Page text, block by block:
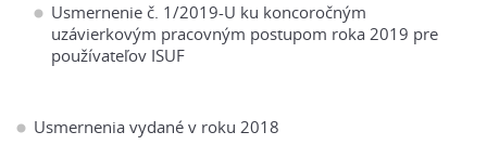
Usmernenie č. 1/2019-U ku koncoročným
uzávierkovým pracovným postupom roka 2019 pre
používateľov ISUF
Usmernenia vydané v roku 2018